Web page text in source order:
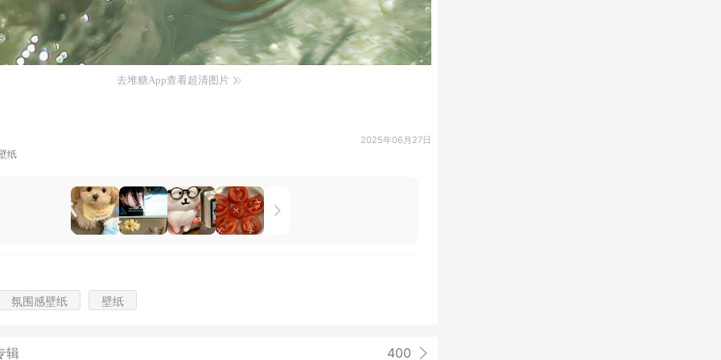
去堆糖App查看超清图片
纸
2025年06月27日
氛围感壁纸 壁纸
辑 400